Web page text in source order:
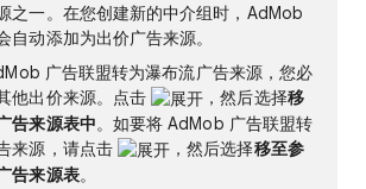
之一。在您创建新的中介组时，AdMob
自动添加为出价广告来源。
广告联盟转为瀑布流广告来源，您必
他出价来源。点击
，然后选择移
告来源表中。如要将 AdMob 广告联盟转
来源，请点击
，然后选择移至参
告来源表。